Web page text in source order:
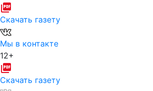
Скачать газету
Мы в контакте
12+
Скачать газету